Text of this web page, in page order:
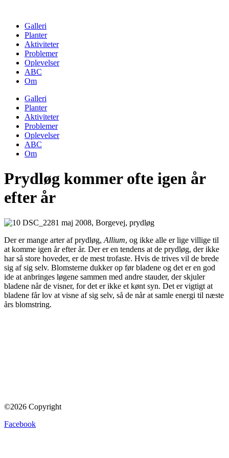
contentGalleri
Planter
Aktiviteter
Problemer
Oplevelser
ABC
Om
Galleri
Planter
Aktiviteter
Problemer
Oplevelser
ABC
Om
Prydløg kommer ofte igen år
efter år
Der er mange arter af prydløg, Allium, og ikke alle er lige villige til
at komme igen år efter år. Der er en tendens at de prydløg, der ikke
har så store hoveder, er de mest trofaste. Hvis de trives vil de brede
sig af sig selv. Blomsterne dukker op før bladene og det er en god
ide at anbringes løgene sammen med andre stauder, der skjuler
bladene når de visner, for det er ikke et kønt syn. Det er vigtigt at
bladene får lov at visne af sig selv, så de når at samle energi til næste
års blomstring.
©2026 Copyright
Facebook